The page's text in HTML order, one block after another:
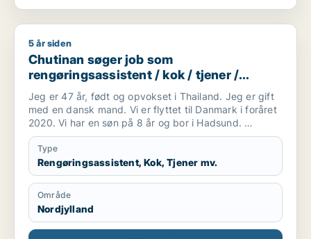
Chutinan søger job som rengøringsassistent / kok / tjener /
5 år siden
Chutinan søger job som
rengøringsassistent / kok / tjener /
køkkenmedarbejder / slagter
Jeg er 47 år, født og opvokset i Thailand. Jeg er gift
med en dansk mand. Vi er flyttet til Danmark i foråret
2020. Vi har en søn på 8 år og bor i Hadsund.
Jeg forstår og taler en del dansk og jeg går for tiden
på sprogskole. Taler desuden engelsk.
Jeg er handelsuddannet og har tidligere arbejdet med
bogholderi og kundekontakt i forskellige
virksomheder. Før og under min studietid har jeg
desuden arbejdet på fabrik
Jeg har for øjeblikket arbejde på fødevarefabrik nær
Hadsund hvor jeg arbejder i produktionen med
Type
Rengøringsassistent, Kok, Tjener mv.
Område
Nordjylland